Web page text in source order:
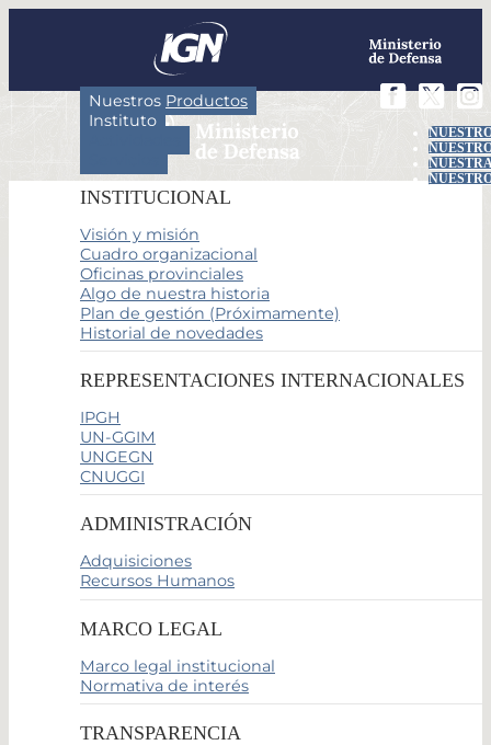
Nuestros Productos
Instituto
INSTITUCIONAL
Visión y misión
Cuadro organizacional
Oficinas provinciales
Algo de nuestra historia
Plan de gestión (Próximamente)
Historial de novedades
REPRESENTACIONES INTERNACIONALES
IPGH
UN-GGIM
UNGEGN
CNUGGI
ADMINISTRACIÓN
Adquisiciones
Recursos Humanos
MARCO LEGAL
Marco legal institucional
Normativa de interés
TRANSPARENCIA